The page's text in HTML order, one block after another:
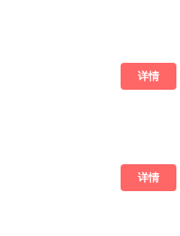
详情
详情